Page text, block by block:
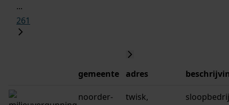
...
261
gemeente adres
noorder-
twisk,